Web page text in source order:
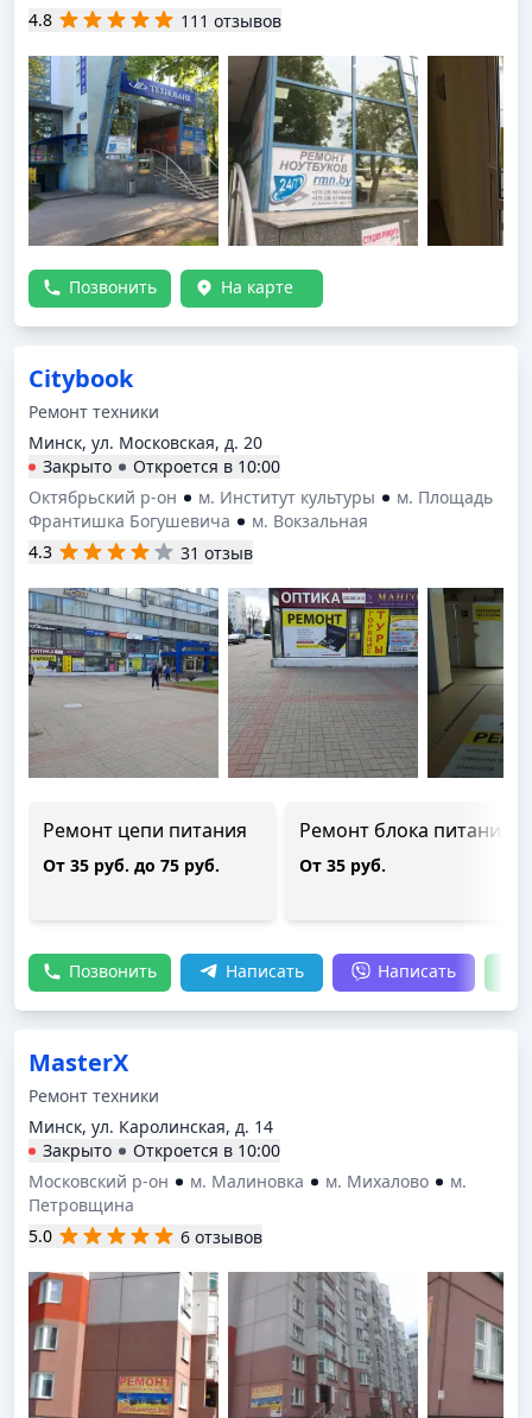
4.8 111 отзывов
Позвонить На карте
Citybook
Ремонт техники
Минск, ул. Московская, д. 20
Закрыто
Откроется в 10:00
Октябрьский р-он
м. Институт культуры
м. Площадь
Франтишка Богушевича
м. Вокзальная
4.3
31 отзыв
Ремонт цепи питания
От 35 руб. до 75 руб.
Ремонт блока питания
От 35 руб.
Позвонить Написать Написать
MasterX
Ремонт техники
Минск, ул. Каролинская, д. 14
Закрыто
Откроется в 10:00
Московский р-он
м. Малиновка м. Михалово
м.
Петровщина
5.0
6 отзывов